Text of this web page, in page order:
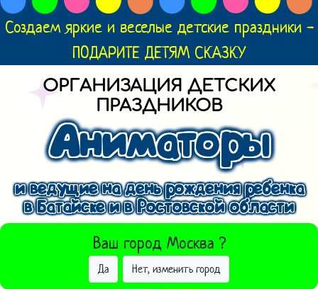
Создаем яркие и веселые детские праздники -
ПОДАРИТЕ ДЕТЯМ СКАЗКУ
ОРГАНИЗАЦИЯ ДЕТСКИХ
ПРАЗДНИКОВ
Аниматоры
и ведущие на день рождения ребенка
в Батайске и в Ростовской области
Ваш город Москва ?
Да Нет, изменить город
ВЫБРАТЬ ДРУГОЙ ГОРОД